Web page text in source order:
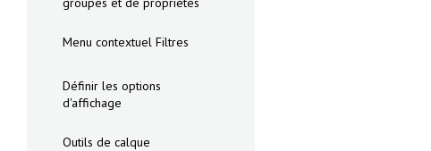
Menu contextuel Filtres
Définir les options
d'affichage
Outils de calque